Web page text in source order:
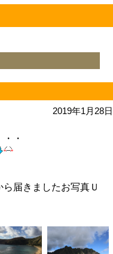
2019年1月28日
・
届きましたお写真Ｕ